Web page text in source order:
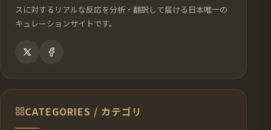
スに対するリアルな反応を分析・翻訳して届ける日本唯一の
キュレーションサイトです。
CATEGORIES / カテゴリ